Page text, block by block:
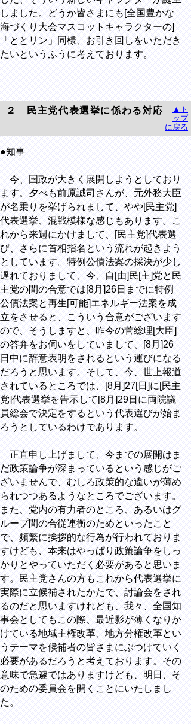
しました。どうか皆さまにも[全国豊かな
海づくり大会マスコットキャラクターの]
「ととリン」同様、お引き回しをいただき
たいというふうに考えております。
２ 民主党代表選挙に係わる対応
▲ト
ップ
に戻る
●知事
今、国政が大きく展開しようとしており
ます。夕べも前原誠司さんが、元外務大臣
が名乗りを挙げられまして、やや[民主党]
代表選挙、混戦模様な感じもあります。こ
れから来週にかけまして、[民主党]代表選
び、さらに首相指名という流れが起きよう
としています。特例公債法案の採決が少し
遅れておりまして、今、自[由]民[主]党と民
主党の間の合意では[8月]26日までに特例
公債法案と再生[可能]エネルギー法案を成
立をさせると、こういう合意がございます
ので、そうしますと、昨今の菅総理[大臣]
の答弁をお伺いをしていまして、[8月]26
日中に辞意表明をされるという運びになる
だろうと思います。そして、今、世上報道
されているところでは、[8月]27[日]に[民主
党]代表選挙を告示して[8月]29日に両院議
員総会で決定をするという代表選びが始ま
ろうとしているわけであります。
正直申し上げまして、今までの展開はま
だ政策論争が深まっているという感じがご
ざいませんで、むしろ政策的な違いが薄め
られつつあるようなところでございます。
また、党内の有力者のところ、あるいはグ
ループ間の合従連衡のためといったこと
で、頻繁に挨拶的な行為が行われておりま
すけども、本来はやっぱり政策論争をしっ
かりとやっていただく必要があると思いま
す。民主党さんの方もこれから代表選挙に
実際に立候補されたかたで、討論会をされ
るのだと思いますけれども、我々、全国知
事会としてもこの際、最近影が薄くなりか
けている地域主権改革、地方分権改革とい
うテーマを候補者の皆さまにぶつけていく
必要があるだろうと考えております。その
意味で急遽ではありますけども、明日、そ
のための委員会を開くことにいたしまし
た。